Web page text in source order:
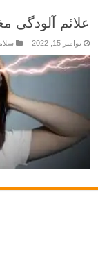
علائم آلودگی
نوامبر 15, 2022